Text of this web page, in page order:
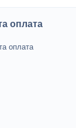
оплата
оплата